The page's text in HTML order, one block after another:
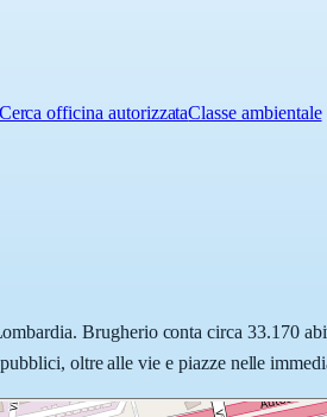
officina autorizzataClasse ambientale
Brugherio conta circa 33.170
oltre alle vie e piazze nelle